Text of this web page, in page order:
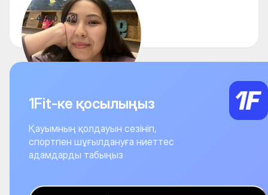
4600 км?)
1Fit-ке қосылыңыз
Қауымның қолдауын сезініп,
спортпен шұғылдануға ниеттес
адамдарды табыңыз